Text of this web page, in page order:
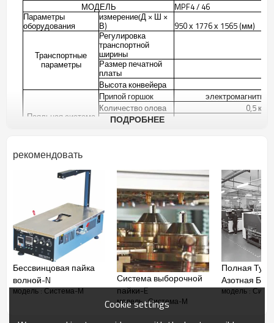
МОДЕЛЬ
MPF4 / 46
Параметры
оборудования
измерение(Д × Ш ×
В) 950 х 1776 х 1565 (мм)
Транспортные
параметры
Регулировка
транспортной
ширины
Размер печатной
платы
Высота конвейера
Паяльная система
Припой горшок
Количество олова
0,5 кг /
Потребление азота
ПОДРОБНЕЕ
рекомендовать
Бессвинцовая пайка
волной-N
модель : Система-М
Система выборочной
пайки-E
модель : Система-М
Полная
Азотная
Пайка-V
модель :
Cookie settings